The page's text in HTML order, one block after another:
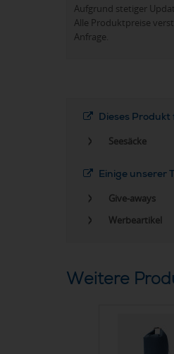
Aufgrund stetiger
Alle Produktpreise
Anfrage.
Dieses
Seesäcke
Einige unserer
Give-aways
Werbeartikel
Weitere